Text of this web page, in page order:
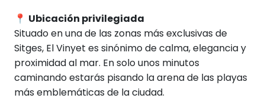
📍 Ubicación privilegiada
Situado en una de las zonas más exclusivas de
Sitges, El Vinyet es sinónimo de calma, elegancia y
proximidad al mar. En solo unos minutos
caminando estarás pisando la arena de las playas
más emblemáticas de la ciudad.